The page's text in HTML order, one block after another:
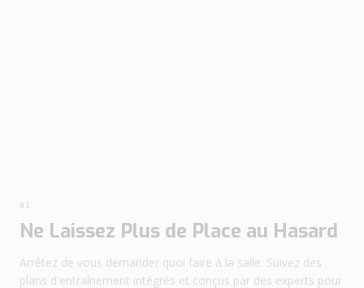
01
Ne Laissez Plus de Place au Hasard
Arrêtez de vous demander quoi faire à la salle. Suivez des
plans d'entraînement intégrés et conçus par des experts pour